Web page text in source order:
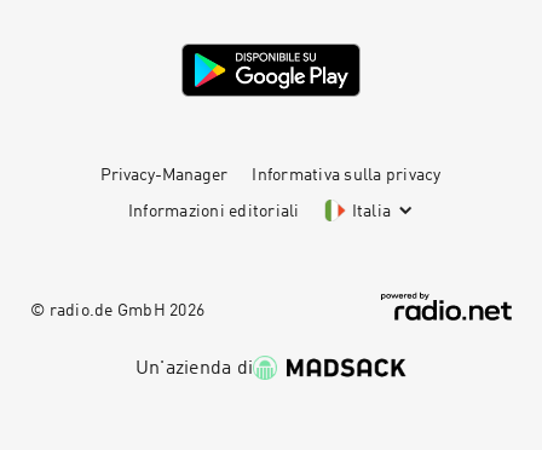
Privacy-Manager Informativa sulla privacy
Informazioni editoriali Italia
© radio.de GmbH 2026
Un'azienda di